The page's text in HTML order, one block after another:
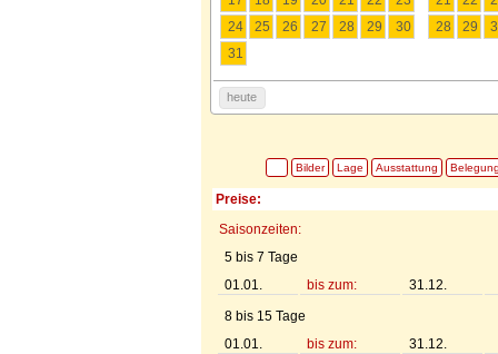
24
25 26 27 28 29
30
31
28
29
heute
Bilder Lage Ausstattung
Preise:
Saisonzeiten:
5 bis 7 Tage
01.01.
bis zum:
31.12.
8 bis 15 Tage
01.01.
bis zum:
31.12.